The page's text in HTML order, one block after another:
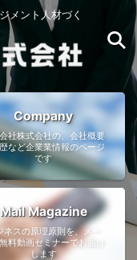
メント人材づく
Company
社株式会社の、会社概要
など企業業情報のページ
です
Mail Magazine
ネスの原理原則を、メー
料動画セミナーでお届け
します